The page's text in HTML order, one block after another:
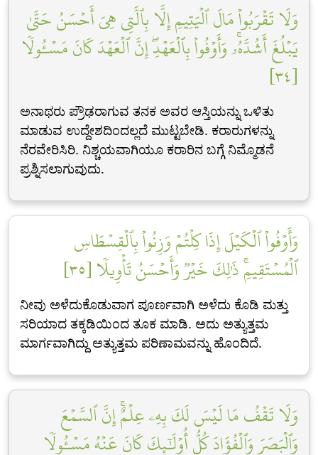
وَلَا تَقۡرَبُواْ مَالَ ٱلۡيَتِيمِ إِلَّا بِٱلَّتِي هِيَ أَحۡسَنُ حَتَّىٰ
يَبۡلُغَ أَشُدَّهُۥۚ وَأَوۡفُواْ بِٱلۡعَهۡدِۖ إِنَّ ٱلۡعَهۡدَ كَانَ مَسۡـُٔولٗا
[٣٤]
ಅನಾಥರು ಪ್ರೌಢರಾಗುವ ತನಕ ಅವರ ಆಸ್ತಿಯನ್ನು ಒಳಿತು
ಮಾಡುವ ಉದ್ದೇಶದಿಂದಲ್ಲದೆ ಮುಟ್ಟಬೇಡಿ. ಕರಾರುಗಳನ್ನು
ನೆರವೇರಿಸಿರಿ. ನಿಶ್ಚಯವಾಗಿಯೂ ಕರಾರಿನ ಬಗ್ಗೆ ನಿಮ್ಮೊಡನೆ
ಪ್ರಶ್ನಿಸಲಾಗುವುದು.
وَأَوۡفُواْ ٱلۡكَيۡلَ إِذَا كِلۡتُمۡ وَزِنُواْ بِٱلۡقِسۡطَاسِ
ٱلۡمُسۡتَقِيمِۚ ذَٰلِكَ خَيۡرٞ وَأَحۡسَنُ تَأۡوِيلٗا [٣٥]
ನೀವು ಅಳೆದುಕೊಡುವಾಗ ಪೂರ್ಣವಾಗಿ ಅಳೆದು ಕೊಡಿ ಮತ್ತು
ಸರಿಯಾದ ತಕ್ಕಡಿಯಿಂದ ತೂಕ ಮಾಡಿ. ಅದು ಅತ್ಯುತ್ತಮ
ಮಾರ್ಗವಾಗಿದ್ದು ಅತ್ಯುತ್ತಮ ಪರಿಣಾಮವನ್ನು ಹೊಂದಿದೆ.
وَلَا تَقۡفُ مَا لَيۡسَ لَكَ بِهِۦ عِلۡمٌۚ إِنَّ ٱلسَّمۡعَ
وَٱلۡبَصَرَ وَٱلۡفُؤَادَ كُلُّ أُوْلَٰٓئِكَ كَانَ عَنۡهُ مَسۡـُٔولٗا